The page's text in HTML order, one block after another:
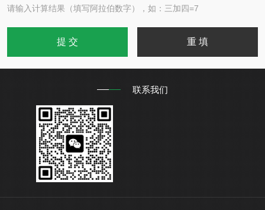
请输入计算结果（填写阿拉伯数字），如：三加四=7
联系我们